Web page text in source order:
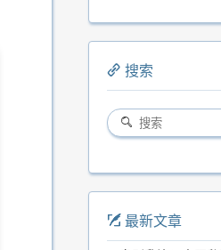
搜索
最新文章